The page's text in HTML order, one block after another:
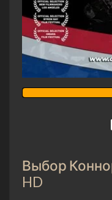
Выбор
HD